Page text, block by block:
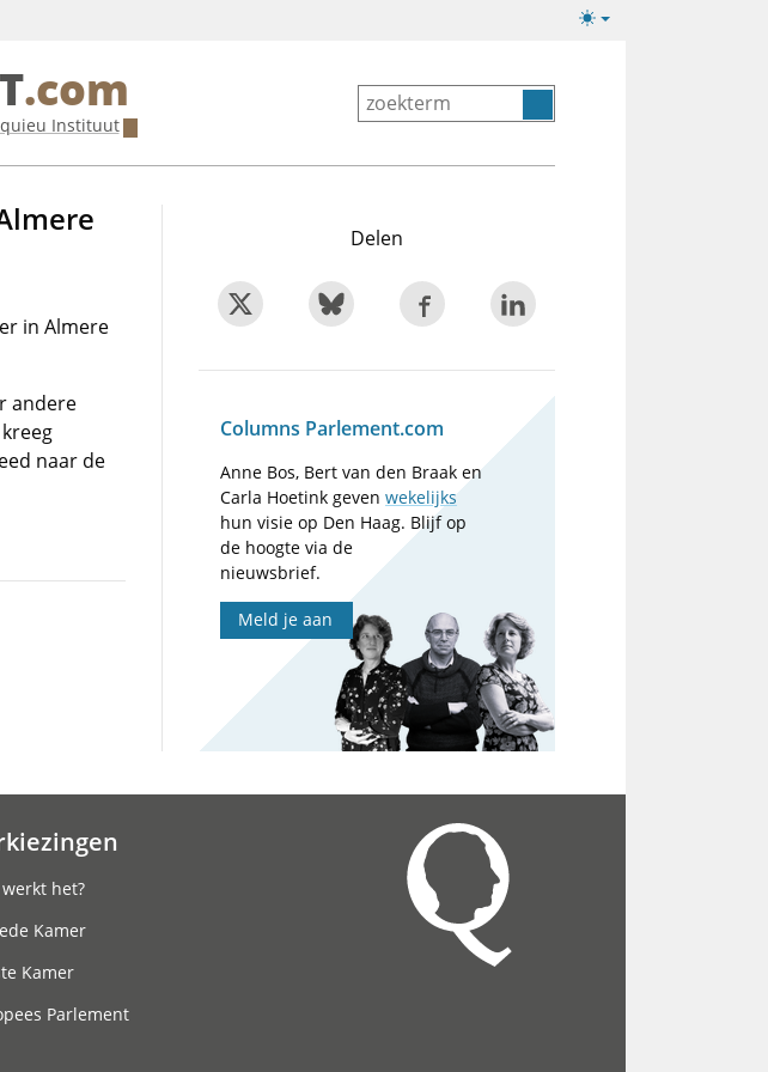
Lichte/donkere
.com
Instituut
in Almere
andere
naar de
Delen
Columns Parlement.com
Anne Bos, Bert van den Braak en
Carla Hoetink gevenwekelijks
hun visie op Den Haag. Blijf op
de hoogte via de
nieuwsbrief.
Meld je aan
werkt het?
Kamer
Kamer
Parlement